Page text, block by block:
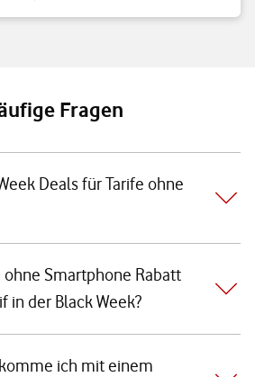
Fragen
Deals für Tarife ohne
Smartphone Rabatt
in der Black Week?
ich mit einem